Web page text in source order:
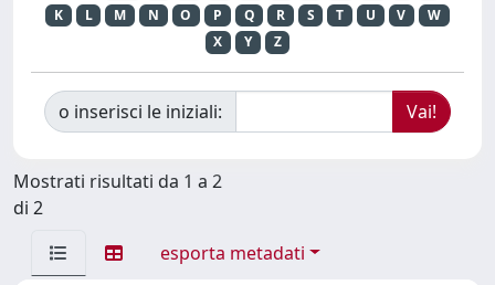
K
L M N O P Q R S T U V
W
X
Y Z
o inserisci le iniziali:
Mostrati risultati da 1 a 2
di 2
esporta metadati